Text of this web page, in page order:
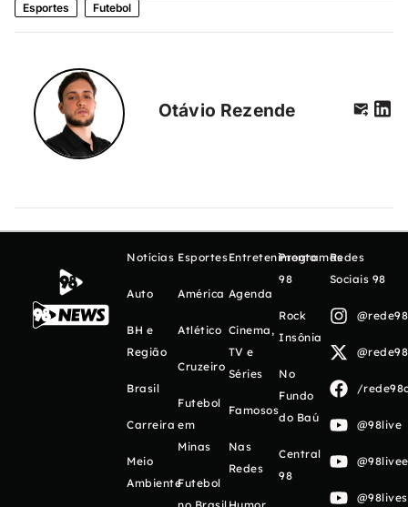
Esportes Futebol
Otávio Rezende
Notícias
Auto
BH e
Região
Brasil
Carreira
Meio
Ambiente
Esportes
América
Atlético
Cruzeiro
Futebol
em
Minas
Futebol
Entretenimento
Agenda
Cinema,
TV e
Séries
Famosos
Nas
Redes
Programas
98
Rock
Insônia
No
Fundo
do Baú
Central
98
Redes
Sociais 98
/
@98live